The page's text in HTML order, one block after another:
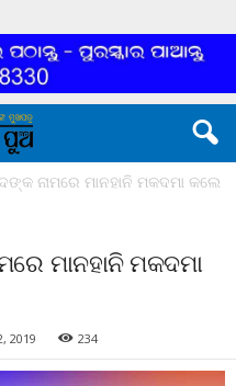
ନାମରେ ମାନହାନି ମକଦମା କଲେ
ମାନହାନି ମକଦମା
2019 234